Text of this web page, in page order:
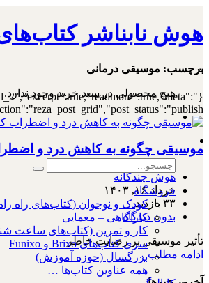
هوش نابناشر
۰
هیچ محصولی در سبد خرید وجود ندارد.
فروشگاه
کودک و نوجوان (کتاب‌های راه
کارآگاهی – معمایی
کار و تمرین (کتاب‌های ساعت
سری کتاب‌های Brixo و Funixo
بزرگسال (حوزه آموزش)
همه عناوین کتاب‌ها …
برچسب: موسیقی درمانی
موسیقی چگونه به کاهش درد و
هوش چندگانه
خرداد ۱۶, ۱۴۰۳
۳۳ بازدید
بدون دیدگاه
تأثیر موسیقی بر رضایت خاطر
ادامه مطلب...